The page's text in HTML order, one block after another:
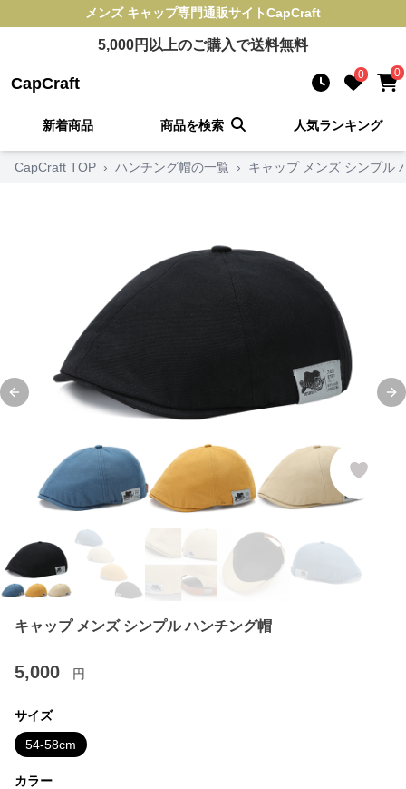
メンズ キャップ専門通販サイトCapCraft
5,000円以上のご購入で送料無料
CapCraft 0 0
新着商品 商品を検索 人気ランキング
CapCraft TOP › ハンチング帽の一覧 › キャップ メンズ シンプル
Previous slide
キャップ メンズ シンプル ハンチング帽
5,000 円
サイズ
54-58cm
カラー